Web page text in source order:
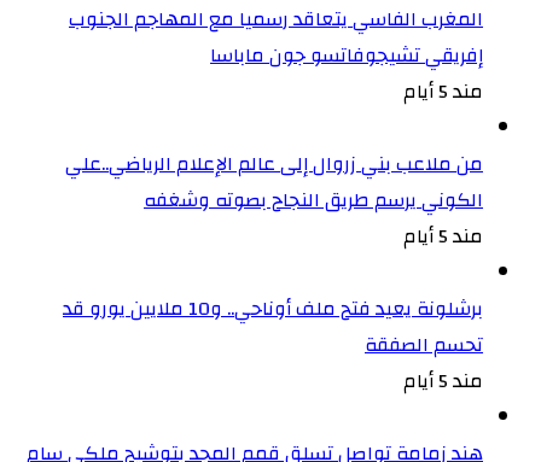
المغرب الفاسي يتعاقد رسميا مع المهاجم الجنوب
إفريقي تشيجوفاتسو جون ماباسا
مند 5 أيام
من ملاعب بني زروال إلى عالم الإعلام الرياضي..علي
الكوني يرسم طريق النجاح بصوته وشغفه
مند 5 أيام
برشلونة يعيد فتح ملف أوناحي.. و10 ملايين يورو قد
تحسم الصفقة
مند 5 أيام
هند زمامة تواصل تسلق قمم المجد بتوشيح ملكي سام